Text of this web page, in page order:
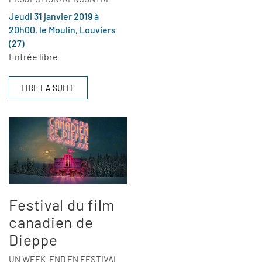
Jeudi 31 janvier 2019 à
20h00, le Moulin, Louviers
(27)
Entrée libre
LIRE LA SUITE
Festival du film
canadien de
Dieppe
UN WEEK-END EN FESTIVAL